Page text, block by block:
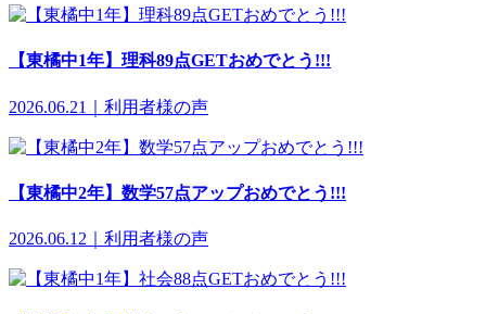
【東橘中1年】理科89点GETおめでとう!!!
2026.06.21｜利用者様の声
【東橘中2年】数学57点アップおめでとう!!!
2026.06.12｜利用者様の声